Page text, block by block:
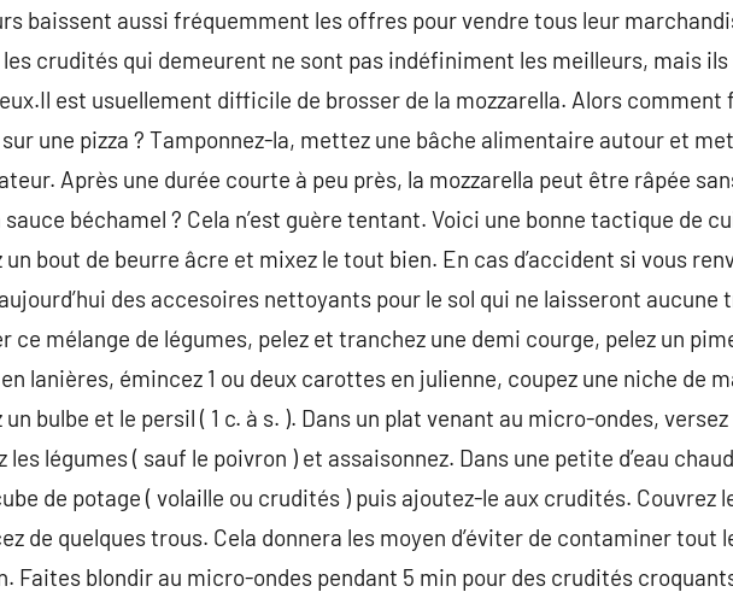
baissent aussi fréquemment les offres pour vendre tous leur
crudités qui demeurent ne sont pas indéfiniment les meilleurs, mais
est usuellement difficile de brosser de la mozzarella. Alors comment
une pizza ? Tamponnez-la, mettez une bâche alimentaire autour et
Après une durée courte à peu près, la mozzarella peut être râpée
sauce béchamel ? Cela n’est guère tentant. Voici une bonne tactique de
bout de beurre âcre et mixez le tout bien. En cas d’accident si vous
des accesoires nettoyants pour le sol qui ne laisseront aucune
ce mélange de légumes, pelez et tranchez une demi courge, pelez un
lanières, émincez 1 ou deux carottes en julienne, coupez une niche de
un bulbe et le persil ( 1 c. à s. ). Dans un plat venant au micro-ondes, versez
les légumes ( sauf le poivron ) et assaisonnez. Dans une petite d’eau
de potage ( volaille ou crudités ) puis ajoutez-le aux crudités. Couvrez
de quelques trous. Cela donnera les moyen d’éviter de contaminer tout
Faites blondir au micro-ondes pendant 5 min pour des crudités